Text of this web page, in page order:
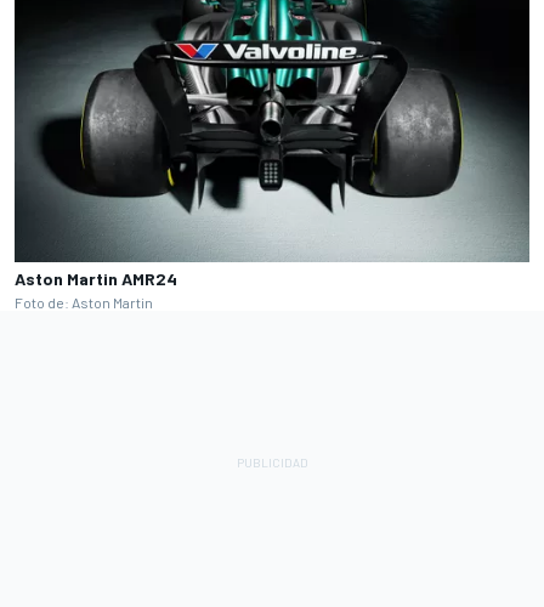
Aston Martin AMR24
Foto de: Aston Martin